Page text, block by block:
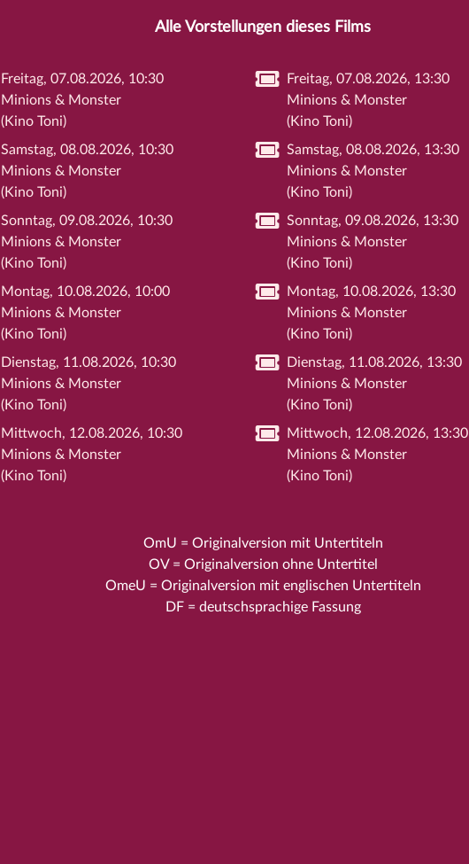
Alle Vorstellungen dieses Films
Freitag, 07.08.2026, 10:30
Minions & Monster
(Kino Toni)
Freitag, 07.08.2026, 13:30
Minions & Monster
(Kino Toni)
Samstag, 08.08.2026, 10:30
Minions & Monster
(Kino Toni)
Samstag, 08.08.2026, 13:30
Minions & Monster
(Kino Toni)
Sonntag, 09.08.2026, 10:30
Minions & Monster
(Kino Toni)
Sonntag, 09.08.2026, 13:30
Minions & Monster
(Kino Toni)
Montag, 10.08.2026, 10:00
Minions & Monster
(Kino Toni)
Montag, 10.08.2026, 13:30
Minions & Monster
(Kino Toni)
Dienstag, 11.08.2026, 10:30
Minions & Monster
(Kino Toni)
Dienstag, 11.08.2026, 13:30
Minions & Monster
(Kino Toni)
Mittwoch, 12.08.2026, 10:30
Minions & Monster
(Kino Toni)
Mittwoch, 12.08.2026, 13:30
Minions & Monster
(Kino Toni)
OmU = Originalversion mit Untertiteln
OV = Originalversion ohne Untertitel
OmeU = Originalversion mit englischen Untertiteln
DF = deutschsprachige Fassung